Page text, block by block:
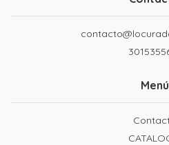
Menú